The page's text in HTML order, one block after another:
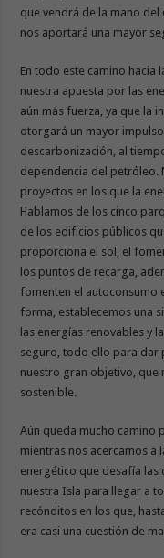
que vendrá de la mano
nos aportará una mayor
En todo este camino hacia
nuestra apuesta por las
aún más fuerza, ya que la
otorgará un mayor
descarbonización, al
dependencia del petróleo.
proyectos en los que la
Hablamos de los cinco
de los edificios públicos
proporciona el sol, el
los puntos de recarga,
fomenten el autoconsumo
forma, establecemos una
las energías renovables y
seguro, todo ello para dar
nuestro gran objetivo, que
sostenible.
Aún queda mucho camino
mientras nos acercamos a
energético que desafía
nuestra Isla para llegar a
recónditos en los que,
era casi una cuestión de